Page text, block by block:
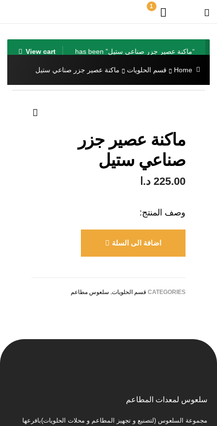
1
View cart
“ماكنة عصير جزر صناعي ستيل” has been
Home
قسم الحلويات ماكنة عصير جزر صناعي ستيل
ماكنة عصير جزر
صناعي ستيل
225.00 د.ا
وصف المنتج:
اضافة الى السلة
CATEGORIES قسم الحلويات, سلعوس مطاعم
سلعوس لمعدات المطاعم
مجموعة السلعوس (لتصنيع و تجهيز المطاعم و محلات الحلويات)بافرعها